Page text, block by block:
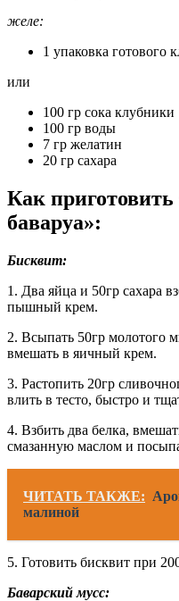
желе:
1 упаковка готового
или
100 гр сока клубники
100 гр воды
7 гр желатин
20 гр сахара
Как
баваруа»:
Бисквит:
1. Два яйца и 50гр сахара
пышный крем.
2. Всыпать 50гр молотого
вмешать в яичный крем.
3. Растопить 20гр
влить в тесто, быстро и
4. Взбить два белка,
смазанную маслом и
ЧИТАТЬ ТАКЖЕ:
малиной
5. Готовить бисквит при
Баварский мусс: